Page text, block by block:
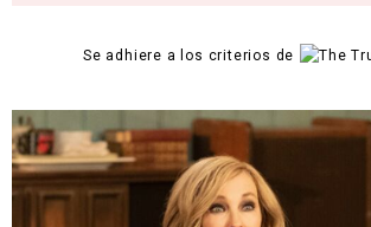
Se adhiere a los criterios de